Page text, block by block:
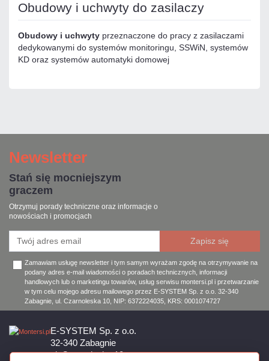
Obudowy i uchwyty do zasilaczy
Obudowy i uchwyty przeznaczone do pracy z zasilaczami
dedykowanymi do systemów monitoringu, SSWiN, systemów
KD oraz systemów automatyki domowej
Newsletter
Stań się mocniejszym
graczem
Otrzymuj porady techniczne oraz informacje o
nowościach i promocjach
Zamawiam usługę newsletter i tym samym wyrażam zgodę na otrzymywanie na
podany adres e-mail wiadomości o poradach technicznych, informacji
handlowych lub o marketingu towarów, usług serwisu montersi.pl i przetwarzanie
w tym celu mojego adresu mailowego przez E-SYSTEM Sp. z o.o. 32-340
Zabagnie, ul. Czarnoleska 10, NIP: 6372224035, KRS: 0001074727
E-SYSTEM Sp. z o.o.
32-340 Zabagnie
ul. Czarnoleska 10